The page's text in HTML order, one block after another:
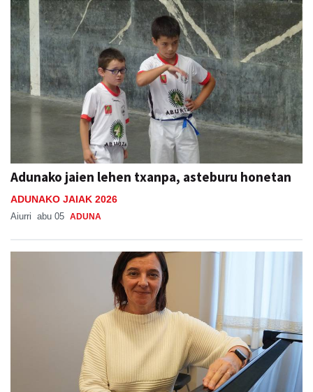
Adunako jaien lehen txanpa, asteburu honetan
ADUNAKO JAIAK 2026
Aiurri abu 05 ADUNA